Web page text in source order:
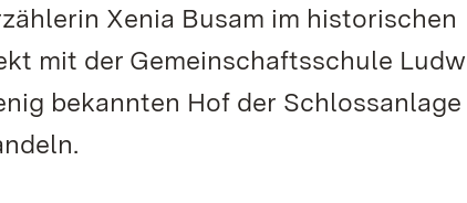
Xenia Busam im historischen
mit der Gemeinschaftsschule
bekannten Hof der Schlossanlage